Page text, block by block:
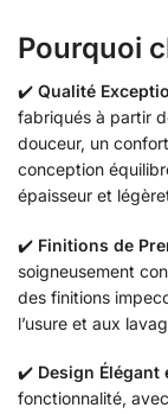
Pourquoi
✔️ Qualité
fabriqués à partir
douceur, un
conception
épaisseur et
✔️ Finitions de
soigneusement
des finitions
l’usure et aux
✔️ Design Élégant
fonctionnalité,